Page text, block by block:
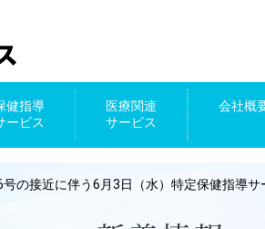
健指導
ービス
医療関連
サービス
会社概
号の接近に伴う6月3日（水）特定保健指導